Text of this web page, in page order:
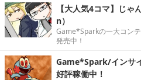
【大人気4コマ】じ
n）
Game*Sparkの一大コン
発売中！
Game*Spark/インサ
好評稼働中！